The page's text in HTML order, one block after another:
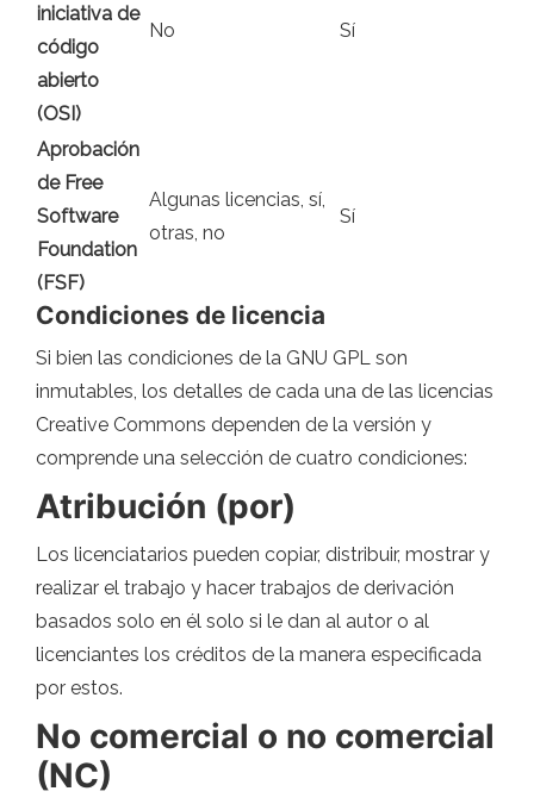
iniciativa de
código
abierto
(OSI)
No Sí
Aprobación
de Free
Software
Foundation
(FSF)
Algunas licencias, sí,
otras, no
Sí
Condiciones de licencia
Si bien las condiciones de la GNU GPL son
inmutables, los detalles de cada una de las licencias
Creative Commons dependen de la versión y
comprende una selección de cuatro condiciones:
Atribución (por)
Los licenciatarios pueden copiar, distribuir, mostrar y
realizar el trabajo y hacer trabajos de derivación
basados ​​solo en él solo si le dan al autor o al
licenciantes los créditos de la manera especificada
por estos.
No comercial o no comercial
(NC)